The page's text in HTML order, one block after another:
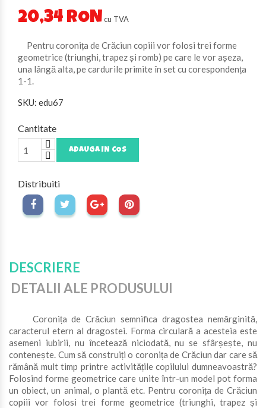
20,34 RONcu TVA
Pentru coronița de Crăciun copiii vor folosi trei forme
geometrice (triunghi, trapez și romb) pe care le vor așeza,
una lângă alta, pe cardurile primite în set cu corespondența
1-1.
SKU: edu67
Cantitate
ADAUGA IN COS
Distribuiti
DESCRIERE
DETALII ALE PRODUSULUI
Coronița de Crăciun semnifica dragostea nemărginită,
caracterul etern al dragostei. Forma circulară a acesteia este
asemeni iubirii, nu încetează niciodată, nu se sfârșește, nu
contenește. Cum să construiți o coronița de Crăciun dar care să
rămână mult timp printre activitățile copilului dumneavoastră?
Folosind forme geometrice care unite într-un model pot forma
un obiect, un animal, o plantă etc. Pentru coronița de Crăciun
copiii vor folosi trei forme geometrice (triunghi, trapez și